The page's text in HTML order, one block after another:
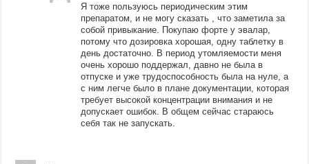
Я тоже пользуюсь периодическим этим
препаратом, и не могу сказать , что заметила за
собой привыкание. Покупаю форте у эвалар,
потому что дозировка хорошая, одну таблетку в
день достаточно. В период утомляемости меня
очень хорошо поддержал, давно не была в
отпуске и уже трудоспособность была на нуле, а
с ним легче было в плане документации, которая
требует высокой концентрации внимания и не
допускает ошибок. В общем сейчас стараюсь
себя так не запускать.